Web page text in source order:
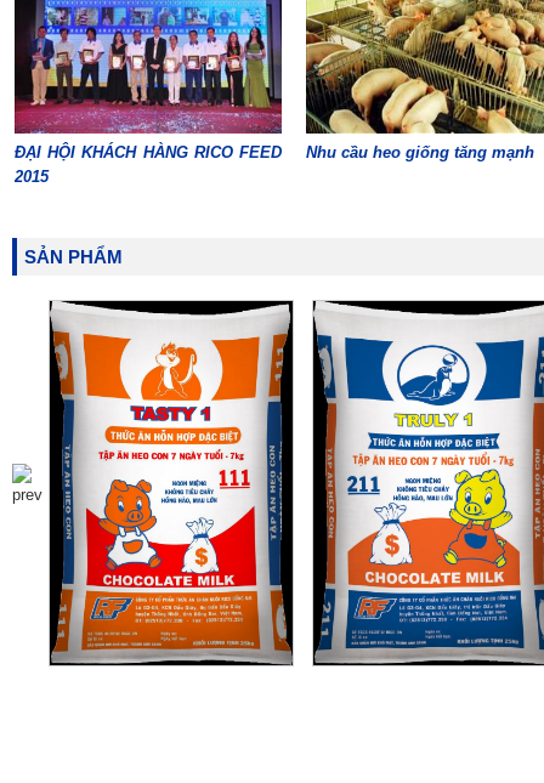
ĐẠI HỘI KHÁCH HÀNG RICO FEED
2015
Nhu cầu heo giống tăng mạnh
SẢN PHẨM